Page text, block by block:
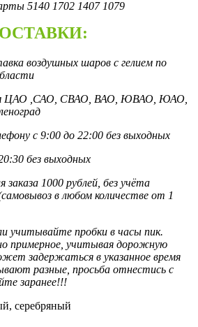
5140 1702 1407 1079
воздушных шаров с гелием по
ЦАО ,САО, СВАО, ВАО, ЮВАО, ЮАО,
с 9:00 до 22:00 без выходных
без выходных
1000 рублей, без учёта
в любом количестве от 1
учитывайте пробки в часы пик.
примерное, учитывая дорожную
задержаться в указанное время
разные, просьба отнестись с
заранее!!!
серебряный